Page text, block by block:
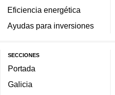
Eficiencia energética
Ayudas para inversiones
SECCIONES
Portada
Galicia